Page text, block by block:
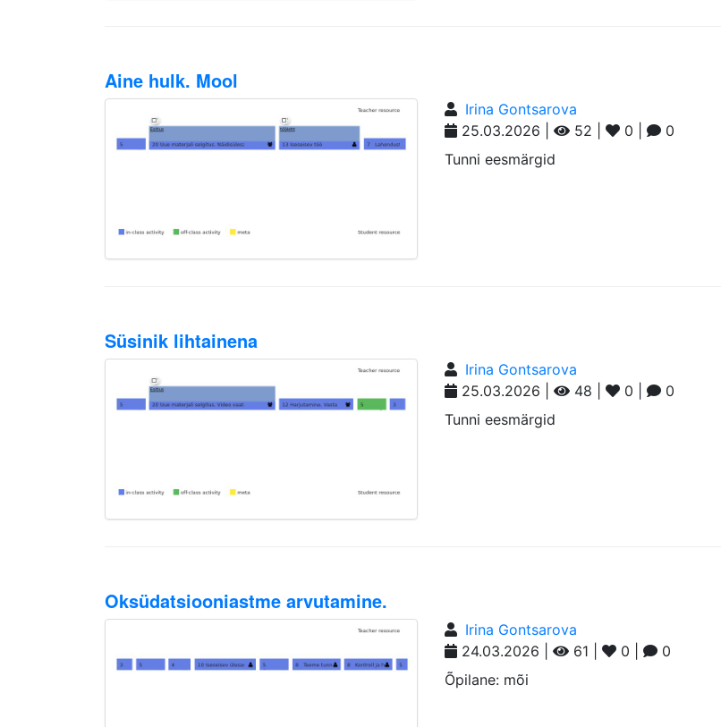
Aine hulk. Mool
Irina Gontsarova
25.03.2026 |
52 | 0 |
0
Tunni eesmärgid
Süsinik lihtainena
Irina Gontsarova
25.03.2026 |
48 | 0 |
0
Tunni eesmärgid
Oksüdatsiooniastme arvutamine.
Irina Gontsarova
24.03.2026 |
61 | 0 |
0
Õpilane: mõi